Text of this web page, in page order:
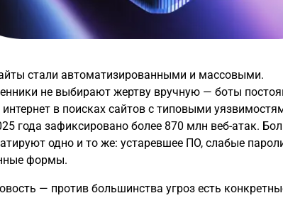
стали автоматизированными и массовыми.
не выбирают жертву вручную — боты
в поисках сайтов с типовыми
года зафиксировано более 870 млн веб-атак.
одно и то же: устаревшее ПО, слабые
формы.
— против большинства угроз есть